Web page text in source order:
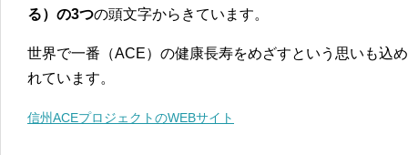
る）の3つの頭文字からきています。
世界で一番（ACE）の健康長寿をめざすという思いも込
れています。
信州ACEプロジェクトのWEBサイト